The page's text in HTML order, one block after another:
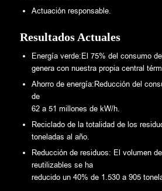
Actuación responsable.
Resultados Actuales
Energía verde:El 75% del consumo
genera con nuestra propia central
Ahorro de energía:Reducción del
de
62 a 51 millones de kW/h.
Reciclado de la totalidad de los
toneladas al año.
Reducción de residuos: El volumen
reutilizables se ha
reducido un 40% de 1.530 a 905